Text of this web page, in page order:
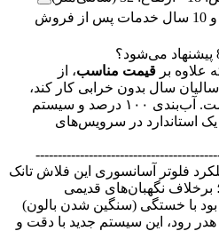
5 سال ضمانت و 10 سال خدمات پس از فروش
علاوه بر قیمت مناسب، از
سال بدون خرابی کار کند،
مدل 815محک بهترین گزینه است. آب‌بندی ۱۰۰ درصد و سیستم
استاندارد در سرویس‌های
فلوتر آسانسوری این فلاش تانک
برخلاف نگهبان‌های قدیمی
بود با خستگی (سنگین شدن بالون)
هدر رود، این سیستم جدید با دقت و